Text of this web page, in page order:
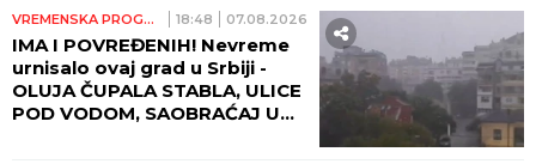
VREMENSKA PROGNOZA 18:48 07.08.2026
IMA I POVREĐENIH! Nevreme
urnisalo ovaj grad u Srbiji -
OLUJA ČUPALA STABLA, ULICE
POD VODOM, SAOBRAĆAJ U